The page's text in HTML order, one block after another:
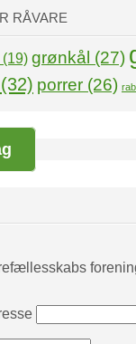
RÅVARE
(19) grønkål (27)
(32) porrer (26)